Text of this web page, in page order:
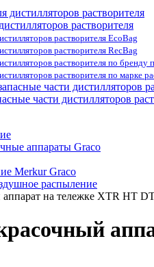
растворителя
растворителя EcoBag
растворителя RecBag
растворителя по бренду
растворителя по марке
части дистилляторов
аппараты Graco
Merkur Graco
распыление
на тележке XTR HT